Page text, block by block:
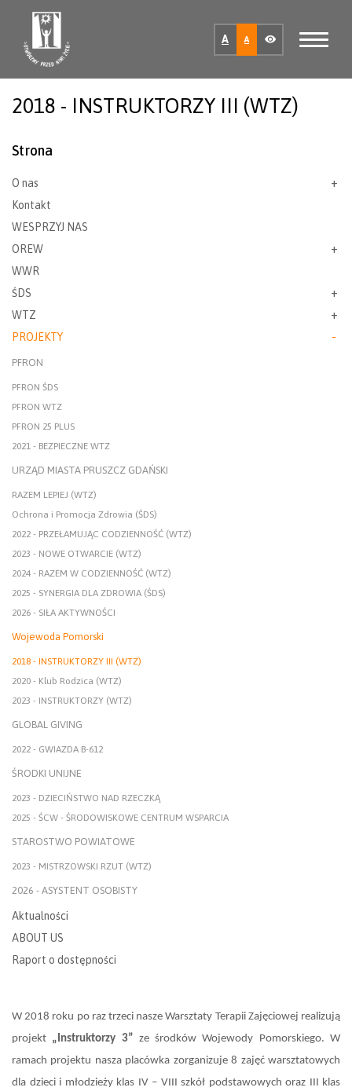
A A
2018 - INSTRUKTORZY III (WTZ)
Strona
O nas
Kontakt
WESPRZYJ NAS
OREW
WWR
ŚDS
WTZ
PROJEKTY
PFRON
PFRON ŚDS
PFRON WTZ
PFRON 25 PLUS
2021 - BEZPIECZNE WTZ
URZĄD MIASTA PRUSZCZ GDAŃSKI
RAZEM LEPIEJ (WTZ)
Ochrona i Promocja Zdrowia (ŚDS)
2022 - PRZEŁAMUJĄC CODZIENNOŚĆ (WTZ)
2023 - NOWE OTWARCIE (WTZ)
2024 - RAZEM W CODZIENNOŚĆ (WTZ)
2025 - SYNERGIA DLA ZDROWIA (ŚDS)
2026 - SIŁA AKTYWNOŚCI
Wojewoda Pomorski
2018 - INSTRUKTORZY III (WTZ)
2020 - Klub Rodzica (WTZ)
2023 - INSTRUKTORZY (WTZ)
GLOBAL GIVING
2022 - GWIAZDA B-612
ŚRODKI UNIJNE
2023 - DZIECIŃSTWO NAD RZECZKĄ
2025 - ŚCW - ŚRODOWISKOWE CENTRUM WSPARCIA
STAROSTWO POWIATOWE
2023 - MISTRZOWSKI RZUT (WTZ)
2026 - ASYSTENT OSOBISTY
Aktualności
ABOUT US
Raport o dostępności
W 2018 roku po raz trzeci nasze Warsztaty Terapii Zajęciowej realizują
projekt „Instruktorzy 3” ze środków Wojewody Pomorskiego. W
ramach projektu nasza placówka zorganizuje 8 zajęć warsztatowych
dla dzieci i młodzieży klas IV – VIII szkół podstawowych oraz III klas